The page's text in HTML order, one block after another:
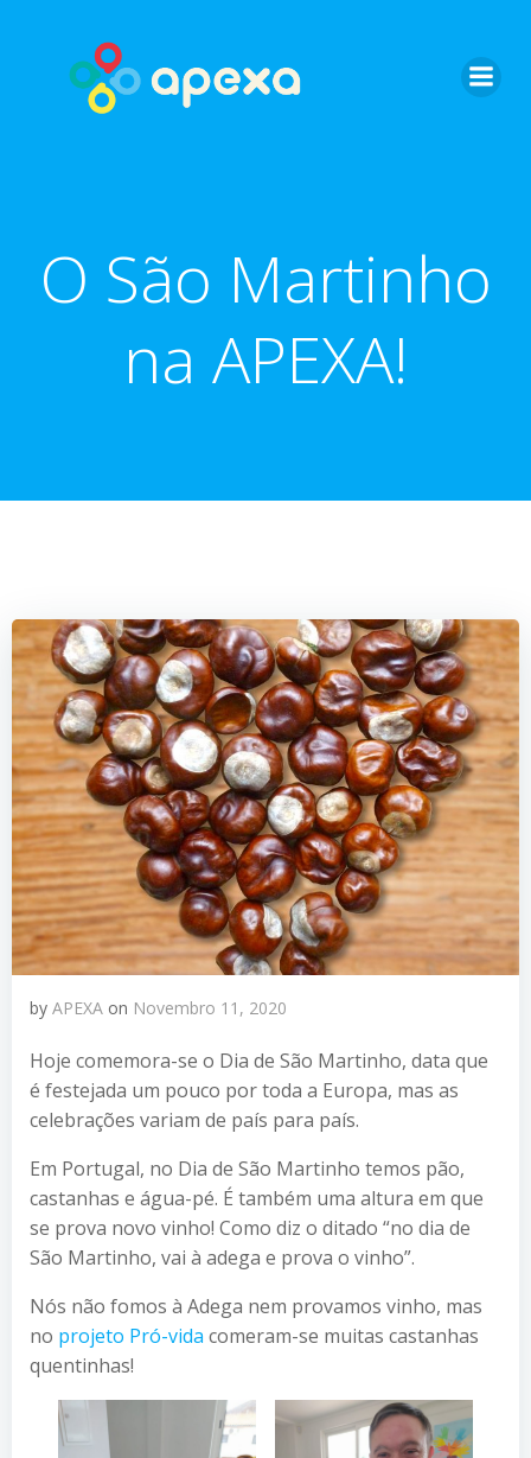
content
O São Martinho
na APEXA!
by APEXA on Novembro 11, 2020
Hoje comemora-se o Dia de São Martinho, data que
é festejada um pouco por toda a Europa, mas as
celebrações variam de país para país.
Em Portugal, no Dia de São Martinho temos pão,
castanhas e água-pé. É também uma altura em que
se prova novo vinho! Como diz o ditado “no dia de
São Martinho, vai à adega e prova o vinho”.
Nós não fomos à Adega nem provamos vinho, mas
no projeto Pró-vida comeram-se muitas castanhas
quentinhas!